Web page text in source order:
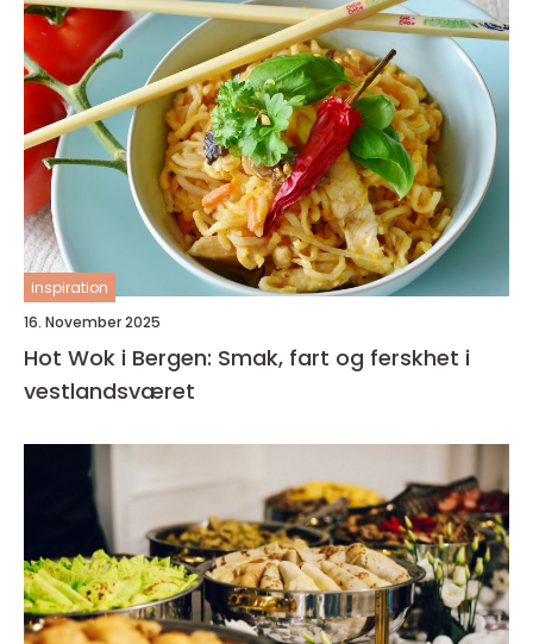
inspiration
16. November 2025
Hot Wok i Bergen: Smak, fart og ferskhet i
vestlandsværet